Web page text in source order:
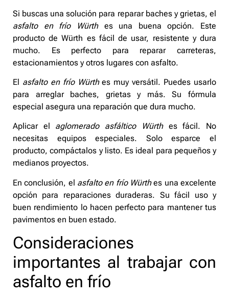
Si buscas una solución para reparar baches y grietas, el
asfalto en frío Würthes una buena opción. Este
producto de Würth es fácil de usar, resistente y dura
mucho. Es perfecto para reparar carreteras,
estacionamientos y otros lugares con asfalto.
El asfalto en frío Würthes muy versátil. Puedes usarlo
para arreglar baches, grietas y más. Su fórmula
especial asegura una reparación que dura mucho.
Aplicar el aglomerado asfáltico Würthes fácil. No
necesitas equipos especiales. Solo esparce el
producto, compáctalos y listo. Es ideal para pequeños y
medianos proyectos.
En conclusión, el asfalto en frío Würthes una excelente
opción para reparaciones duraderas. Su fácil uso y
buen rendimiento lo hacen perfecto para mantener tus
pavimentos en buen estado.
Consideraciones
importantes al trabajar con
asfalto en frío